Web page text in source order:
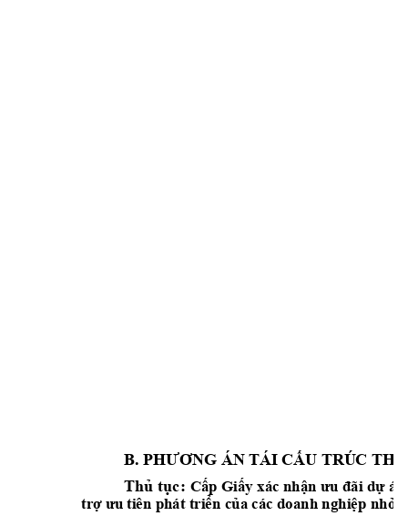
B. PHƯƠNG ÁNTÁI CẤU TRÚC THỦ
Thủ tục: Cấp Giấy xác nhận ưu đãi dự á
trợ ưu tiên phát triển của các doanh nghiệp nhỏ